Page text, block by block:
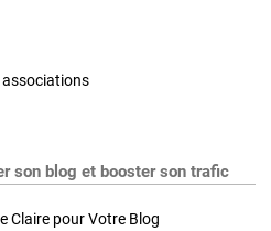
associations
son blog et booster son trafic
Claire pour Votre Blog